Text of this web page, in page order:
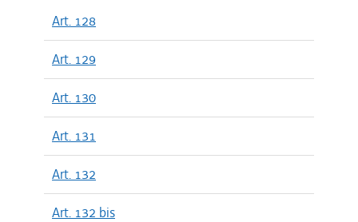
Art. 128
Art. 129
Art. 130
Art. 131
Art. 132
Art. 132 bis